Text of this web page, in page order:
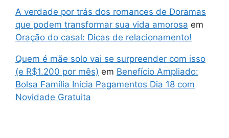
A verdade por trás dos romances de Doramas
que podem transformar sua vida amorosa em
Oração do casal: Dicas de relacionamento!
Quem é mãe solo vai se surpreender com isso
(e R$1.200 por mês) em Benefício Ampliado:
Bolsa Família Inicia Pagamentos Dia 18 com
Novidade Gratuita